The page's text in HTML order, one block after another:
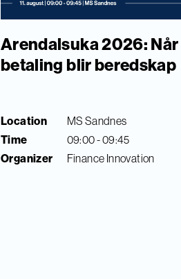
Arendalsuka 2026: Når
betaling blir beredskap
Location
Time
Organizer
MS Sandnes
09:00 - 09:45
Finance Innovation